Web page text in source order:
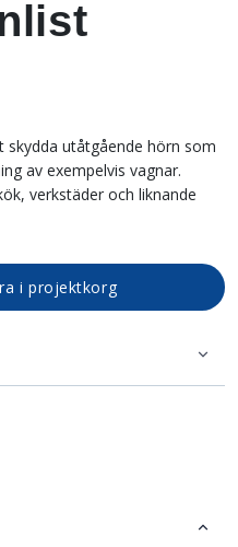
utåtgående hörn som
av exempelvis vagnar.
verkstäder och liknande
i projektkorg